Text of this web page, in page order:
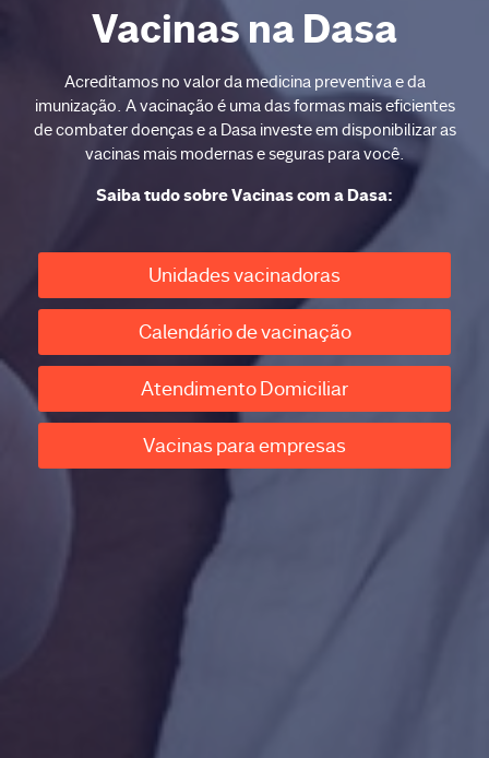
Vacinas na Dasa
Acreditamos no valor da medicina preventiva e da
imunização. A vacinação é uma das formas mais eficientes
de combater doenças e a Dasa investe em disponibilizar as
vacinas mais modernas e seguras para você.
Saiba tudo sobre Vacinas com a Dasa:
Unidades vacinadoras
Calendário de vacinação
Atendimento Domiciliar
Vacinas para empresas